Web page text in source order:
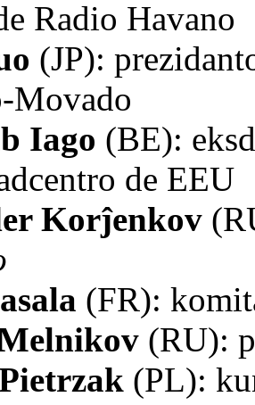
Radio Havano
(JP):
Movado
Iago (BE):
de EEU
Korĵenkov
(FR):
(RU):
(PL):